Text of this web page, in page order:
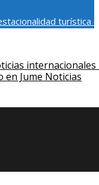
turística
humanoLas 15
y su impacto en la
internacionales
en Jume Noticias